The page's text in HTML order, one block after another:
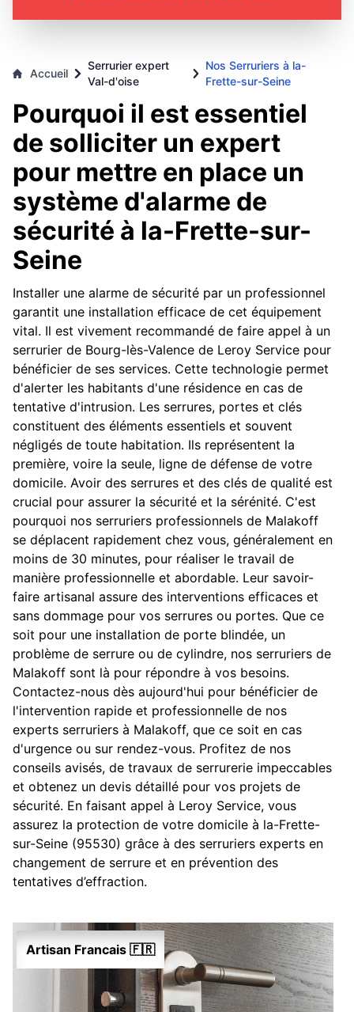
Accueil
Serrurier expert
Val-d'oise
Nos Serruriers à la-
Frette-sur-Seine
Pourquoi il est essentiel
de solliciter un expert
pour mettre en place un
système d'alarme de
sécurité à la-Frette-sur-
Seine
Installer une alarme de sécurité par un professionnel
garantit une installation efficace de cet équipement
vital. Il est vivement recommandé de faire appel à un
serrurier de Bourg-lès-Valence de Leroy Service pour
bénéficier de ses services. Cette technologie permet
d'alerter les habitants d'une résidence en cas de
tentative d'intrusion. Les serrures, portes et clés
constituent des éléments essentiels et souvent
négligés de toute habitation. Ils représentent la
première, voire la seule, ligne de défense de votre
domicile. Avoir des serrures et des clés de qualité est
crucial pour assurer la sécurité et la sérénité. C'est
pourquoi nos serruriers professionnels de Malakoff
se déplacent rapidement chez vous, généralement en
moins de 30 minutes, pour réaliser le travail de
manière professionnelle et abordable. Leur savoir-
faire artisanal assure des interventions efficaces et
sans dommage pour vos serrures ou portes. Que ce
soit pour une installation de porte blindée, un
problème de serrure ou de cylindre, nos serruriers de
Malakoff sont là pour répondre à vos besoins.
Contactez-nous dès aujourd'hui pour bénéficier de
l'intervention rapide et professionnelle de nos
experts serruriers à Malakoff, que ce soit en cas
d'urgence ou sur rendez-vous. Profitez de nos
conseils avisés, de travaux de serrurerie impeccables
et obtenez un devis détaillé pour vos projets de
sécurité. En faisant appel à Leroy Service, vous
assurez la protection de votre domicile à la-Frette-
sur-Seine (95530) grâce à des serruriers experts en
changement de serrure et en prévention des
tentatives d’effraction.
Artisan Francais 🇫🇷